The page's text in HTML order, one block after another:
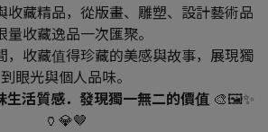
收藏精品，從版畫、雕塑、設計藝術品
量收藏逸品一次匯聚。
，收藏值得珍藏的美感與故事，展現獨
到眼光與個人品味。
生活質感．發現獨一無二的價值 🎨🖼️✨
🏺💎🤎